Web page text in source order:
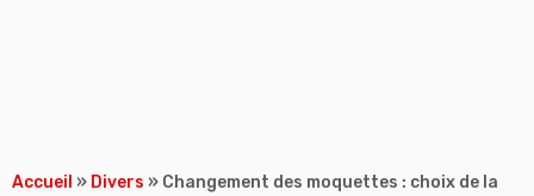
Accueil » Divers » Changement des moquettes : choix de la